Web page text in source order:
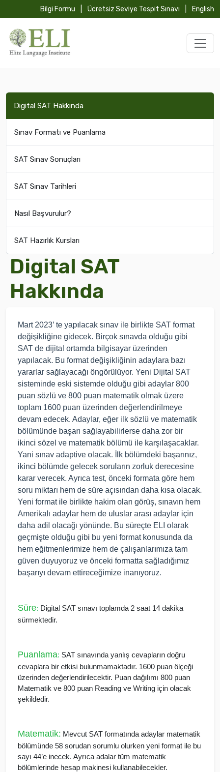
Bilgi Formu Ücretsiz Seviye Tespit Sınavı English
Digital SAT Hakkında
Sınav Formatı ve Puanlama
SAT Sınav Sonuçları
SAT Sınav Tarihleri
Nasıl Başvurulur?
SAT Hazırlık Kursları
Digital SAT
Hakkında
Mart 2023’ te yapılacak sınav ile birlikte SAT format
değişikliğine gidecek. Birçok sınavda olduğu gibi
SAT de dijital ortamda bilgisayar üzerinden
yapılacak. Bu format değişikliğinin adaylara bazı
yararlar sağlayacağı öngörülüyor. Yeni Dijital SAT
sisteminde eski sistemde olduğu gibi adaylar 800
puan sözlü ve 800 puan matematik olmak üzere
toplam 1600 puan üzerinden değerlendirilmeye
devam edecek. Adaylar, eğer ilk sözlü ve matematik
bölümünde başarı sağlayabilirlerse daha zor bir
ikinci sözel ve matematik bölümü ile karşılaşacaklar.
Yani sınav adaptive olacak. İlk bölümdeki başarınız,
ikinci bölümde gelecek soruların zorluk derecesine
karar verecek. Ayrıca test, önceki formata göre hem
soru miktarı hem de süre açısından daha kısa olacak.
Yeni format ile birlikte hakim olan görüş, sınavın hem
Amerikalı adaylar hem de uluslar arası adaylar için
daha adil olacağı yönünde. Bu süreçte ELI olarak
geçmişte olduğu gibi bu yeni format konusunda da
hem eğitmenlerimize hem de çalışanlarımıza tam
güven duyuyoruz ve önceki formatta sağladığımız
başarıyı devam ettireceğimize inanıyoruz.
Süre: Digital SAT sınavı toplamda 2 saat 14 dakika
sürmektedir.
Puanlama: SAT sınavında yanlış cevapların doğru
cevaplara bir etkisi bulunmamaktadır. 1600 puan ölçeği
üzerinden değerlendirilecektir. Puan dağılımı 800 puan
Matematik ve 800 puan Reading ve Writing için olacak
şekildedir.
Matematik: Mevcut SAT formatında adaylar matematik
bölümünde 58 sorudan sorumlu olurken yeni format ile bu
sayı 44’e inecek. Ayrıca adalar tüm matematik
bölümlerinde hesap makinesi kullanabilecekler.